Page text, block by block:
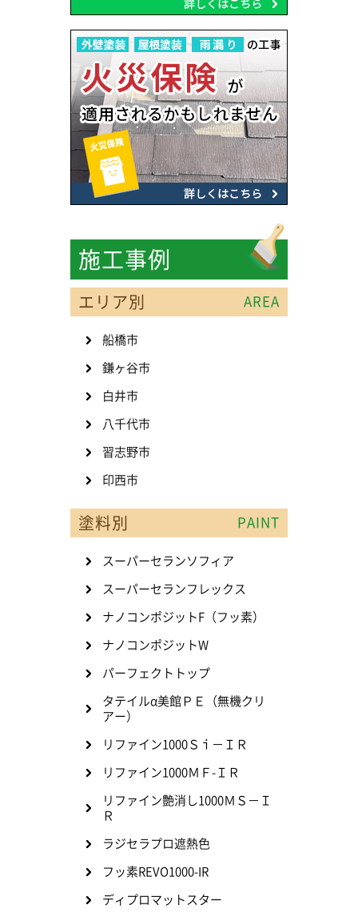
施工事例
エリア別 AREA
船橋市
鎌ヶ谷市
白井市
八千代市
習志野市
印西市
塗料別 PAINT
スーパーセランソフィア
スーパーセランフレックス
ナノコンポジットF（フッ素）
ナノコンポジットW
パーフェクトトップ
タテイルα美館ＰＥ（無機クリ
アー）
リファイン1000Ｓｉ－ＩＲ
リファイン1000ＭＦ-ＩＲ
リファイン艶消し1000ＭＳ－Ｉ
Ｒ
ラジセラプロ遮熱色
フッ素REVO1000-IR
ディプロマットスター